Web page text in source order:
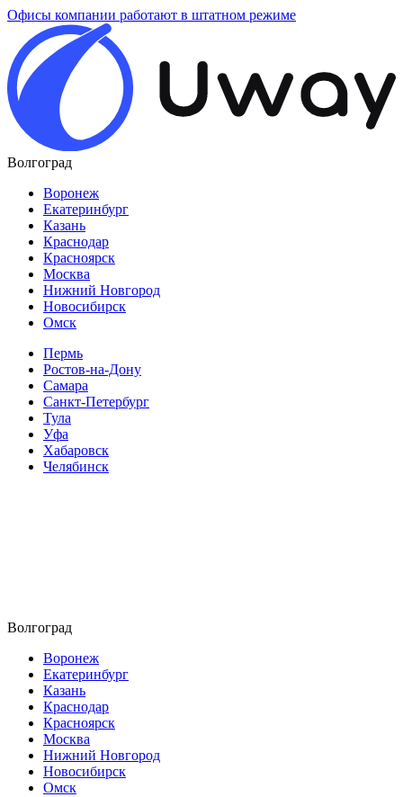
Офисы компании работают в штатном режиме
Волгоград
Воронеж
Екатеринбург
Казань
Краснодар
Красноярск
Москва
Нижний Новгород
Новосибирск
Омск
Пермь
Ростов-на-Дону
Самара
Санкт-Петербург
Тула
Уфа
Хабаровск
Челябинск
Волгоград
Воронеж
Екатеринбург
Казань
Краснодар
Красноярск
Москва
Нижний Новгород
Новосибирск
Омск